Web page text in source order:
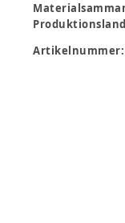
Produktionsland
Artikelnummer: